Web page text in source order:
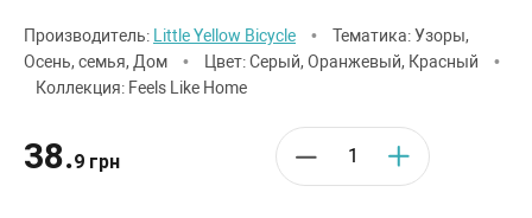
Производитель: Little Yellow Bicycle •
Тематика: Узоры,
Осень, семья, Дом
• Цвет: Серый, Оранжевый, Красный
•
Коллекция: Feels Like Home
38.9 грн